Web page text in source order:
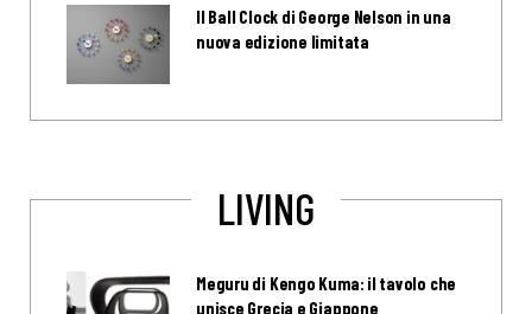
Il Ball Clock di George Nelson in una
nuova edizione limitata
LIVING
Meguru di Kengo Kuma: il tavolo che
unisce Grecia e Giappone